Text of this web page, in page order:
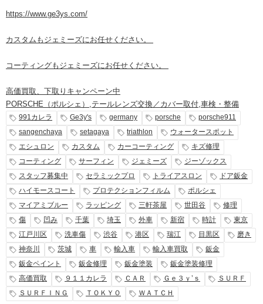
https://www.ge3ys.com/
カスタムもジェミーズにお任せください。
コーティングもジェミーズにお任せください。
高価買取、下取りキャンペーン中
PORSCHE（ポルシェ） ,テールレンズ交換／カバー取付,車検・整備
991カレラ Ge3y's germany porsche
porsche911
sangenchaya
setagaya triathlon
ウォータースポット
エシュロン
カスタム カーコーティング
キズ修理
コーティング
サーフィン ジェミーズ
ジーゾックス
スタッフ募集中
セラミックプロ トライアスロン
ドア鈑金
ハイモースコート
プロテクションフィルム
ポルシェ
マイアミブルー
ラッピング 三軒茶屋 世田谷
修理
傷
凹み 千葉 埼玉 外車 新宿 時計
東京
江戸川区
洗車傷 渋谷 港区 瑞江 目黒区
磨き
神奈川
茨城 車 輸入車 輸入車買取
鈑金
鈑金ペイント
鈑金修理 鈑金塗装
鈑金塗装修理
高価買取
９１１カレラ ＣＡＲ Ｇｅ３ｙ’ｓ
ＳＵＲＦ
ＳＵＲＦＩＮＧ
ＴＯＫＹＯ ＷＡＴＣＨ